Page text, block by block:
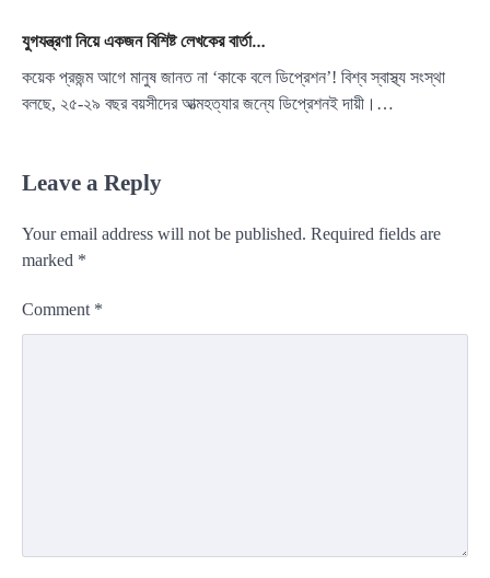
যুগযন্ত্রণা নিয়ে একজন বিশিষ্ট লেখকের বার্তা…
কয়েক প্রজন্ম আগে মানুষ জানত না ‘কাকে বলে ডিপ্রেশন’! বিশ্ব স্বাস্থ্য সংস্থা
বলছে, ২৫-২৯ বছর বয়সীদের আত্মহত্যার জন্যে ডিপ্রেশনই দায়ী।…
Leave a Reply
Your email address will not be published. Required fields are
marked *
Comment *